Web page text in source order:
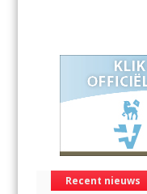
Recent nieuws